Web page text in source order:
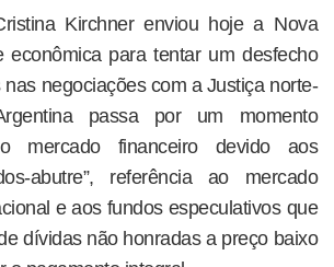
Kirchner enviou hoje a Nova
econômica para tentar um desfecho
negociações com a Justiça norte-
passa por um momento
mercado financeiro devido aos
abutre”, referência ao mercado
e aos fundos especulativos que
dívidas não honradas a preço baixo